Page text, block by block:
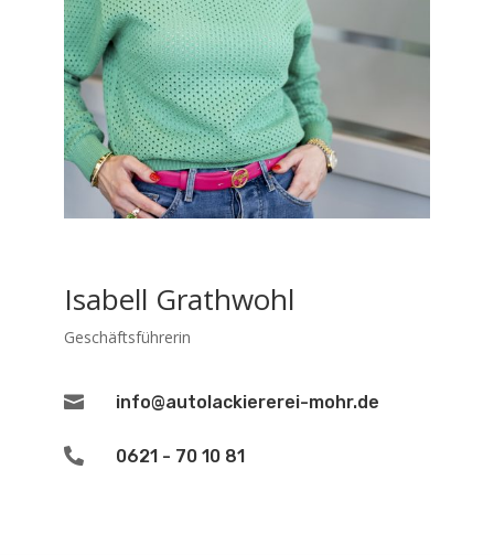
Isabell Grathwohl
Geschäftsführerin
 info@autolackiererei-mohr.de
 0621 - 70 10 81